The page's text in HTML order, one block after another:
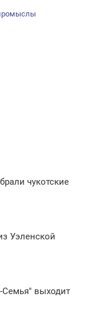
чукотские
Уэленской
выходит